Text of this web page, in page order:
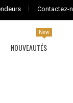
Contactez-
NOUVEAUTÉS
New